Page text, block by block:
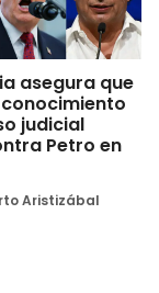
asegura que
judicial
Petro en
Aristizábal